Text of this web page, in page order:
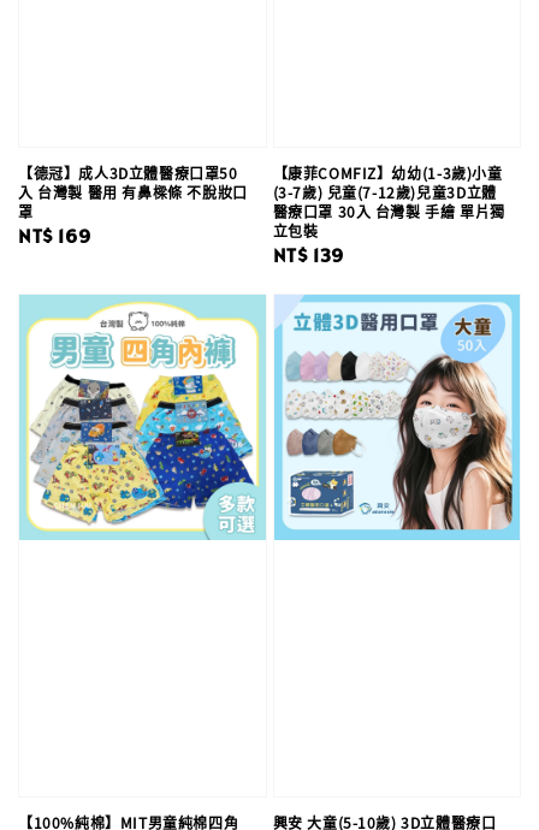
【德冠】成人3D立體醫療口罩50
入 台灣製 醫用 有鼻樑條 不脫妝口
罩
Regular
NT$ 169
【康菲COMFIZ】幼幼(1-3歲)小童
(3-7歲) 兒童(7-12歲)兒童3D立體
醫療口罩 30入 台灣製 手繪 單片獨
立包裝
Regular
NT$ 139
【100%純棉】MIT男童純棉四角
興安 大童(5-10歲) 3D立體醫療口